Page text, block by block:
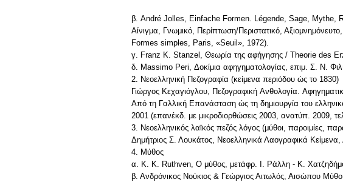
β. André Jolles, Einfache Formen. Légende, Sage,
Αίνιγμα, Γνωμικό, Περίπτωση/Περιστατικό,
Formes simples, Paris, «Seuil», 1972).
γ. Franz K. Stanzel, Θεωρία της αφήγησης / Theorie des
δ. Massimo Peri, Δοκίμια αφηγηματολογίας, επιμ. Σ. Ν.
2. Νεοελληνική Πεζογραφία (κείμενα περιόδου ώς το 1830)
Γιώργος Κεχαγιόγλου, Πεζογραφική Aνθολογία.
Aπό τη Γαλλική Eπανάσταση ώς τη δημιουργία του
2001 (επανέκδ. με μικροδιορθώσεις 2003, ανατύπ. 2009,
3. Νεοελληνικός λαϊκός πεζός λόγος (μύθοι, παροιμίες,
Δημήτριος Σ. Λουκάτος, Νεοελληνικά Λαογραφικά
4. Μύθος
α. Κ. Κ. Ruthven, Ο μύθος, μετάφρ. I. Ράλλη - Κ.
β. Ανδρόνικος Νούκιος & Γεώργιος Αιτωλός, Αισώπου